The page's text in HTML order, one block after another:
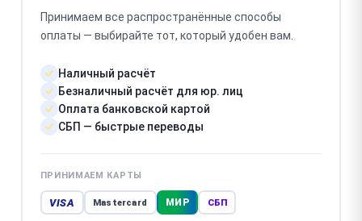
Принимаем все распространённые способы
оплаты — выбирайте тот, который удобен вам.
Наличный расчёт
Безналичный расчёт для юр. лиц
Оплата банковской картой
СБП — быстрые переводы
ПРИНИМАЕМ КАРТЫ
VISA Mastercard МИР СБП